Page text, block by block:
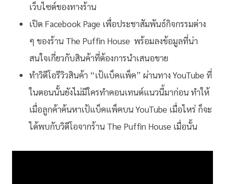
เว็บไซต์ของทางร้าน
เปิด Facebook Page เพื่อประชาสัมพันธ์กิจกรรมต่าง
ๆ ของร้าน The Puffin House พร้อมลงข้อมูลที่น่า
สนใจเกี่ยวกับสินค้าที่ต้องการนำเสนอขาย
ทำวิดีโอรีวิวสินค้า “เป้แบ็คแพ็ค” ผ่านทาง YouTube ที่
ในตอนนั้นยังไม่มีใครทำคอนเทนต์แนวนี้มาก่อน ทำให้
เมื่อลูกค้าค้นหาเป้แบ็คแพ็คบน YouTube เมื่อไหร่ ก็จะ
ได้พบกับวิดีโอจากร้าน The Puffin House เมื่อนั้น